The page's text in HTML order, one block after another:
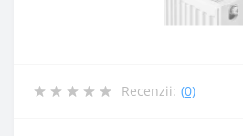
Recenzii: (0)